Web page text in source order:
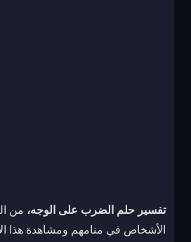
تفسير حلم الضرب على الوجه، من
الأشخاص في منامهم ومشاهدة هذا